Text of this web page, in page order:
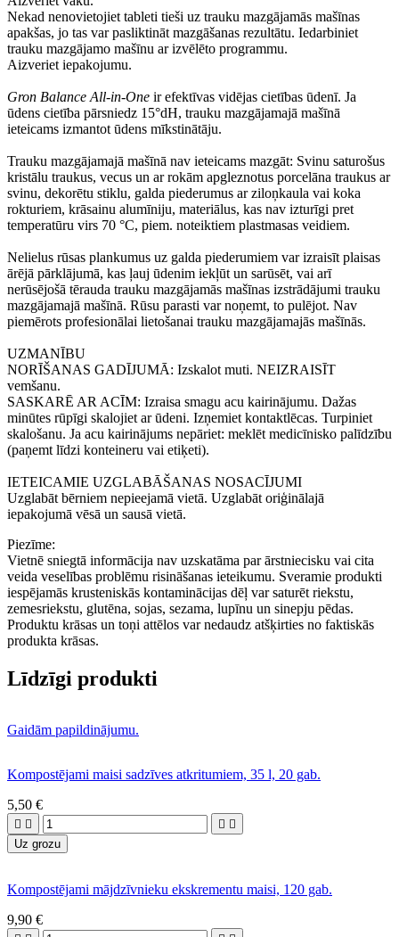
Nekad nenovietojiet tableti tieši uz trauku mazgājamās mašīnas
apakšas, jo tas var pasliktināt mazgāšanas rezultātu. Iedarbiniet
trauku mazgājamo mašīnu ar izvēlēto programmu.
Aizveriet iepakojumu.
Gron Balance All-in-One ir efektīvas vidējas cietības ūdenī. Ja
ūdens cietība pārsniedz 15°dH, trauku mazgājamajā mašīnā
ieteicams izmantot ūdens mīkstinātāju.
Trauku mazgājamajā mašīnā nav ieteicams mazgāt: Svinu saturošus
kristālu traukus, vecus un ar rokām apgleznotus porcelāna traukus ar
svinu, dekorētu stiklu, galda piederumus ar ziloņkaula vai koka
rokturiem, krāsainu alumīniju, materiālus, kas nav izturīgi pret
temperatūru virs 70 °C, piem. noteiktiem plastmasas veidiem.
Nelielus rūsas plankumus uz galda piederumiem var izraisīt plaisas
ārējā pārklājumā, kas ļauj ūdenim iekļūt un sarūsēt, vai arī
nerūsējošā tērauda trauku mazgājamās mašīnas izstrādājumi trauku
mazgājamajā mašīnā. Rūsu parasti var noņemt, to pulējot. Nav
piemērots profesionālai lietošanai trauku mazgājamajās mašīnās.
UZMANĪBU
NORĪŠANAS GADĪJUMĀ: Izskalot muti. NEIZRAISĪT
vemšanu.
SASKARĒ AR ACĪM: Izraisa smagu acu kairinājumu. Dažas
minūtes rūpīgi skalojiet ar ūdeni. Izņemiet kontaktlēcas. Turpiniet
skalošanu. Ja acu kairinājums nepāriet: meklēt medicīnisko palīdzību
(paņemt līdzi konteineru vai etiķeti).
IETEICAMIE UZGLABĀŠANAS NOSACĪJUMI
Uzglabāt bērniem nepieejamā vietā. Uzglabāt oriģinālajā
iepakojumā vēsā un sausā vietā.
Piezīme:
Vietnē sniegtā informācija nav uzskatāma par ārstniecisku vai cita
veida veselības problēmu risināšanas ieteikumu. Sveramie produkti
iespējamās krusteniskās kontaminācijas dēļ var saturēt riekstu,
zemesriekstu, glutēna, sojas, sezama, lupīnu un sinepju pēdas.
Produktu krāsas un toņi attēlos var nedaudz atšķirties no faktiskās
produkta krāsas.
Līdzīgi produkti
Gaidām papildinājumu.
Kompostējami maisi sadzīves atkritumiem, 35 l, 20 gab.
5,50 €
   
Uz grozu
Kompostējami mājdzīvnieku ekskrementu maisi, 120 gab.
9,90 €